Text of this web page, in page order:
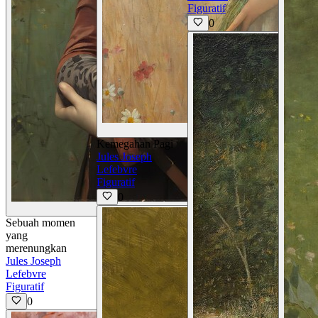
Lihat Detail
Sebuah momen
yang
merenungkan
Jules Joseph
Lefebvre
Figuratif
0
Lihat Detail
Kemegahan Pagi
Jules Joseph
Lefebvre
Figuratif
0
Figuratif
0